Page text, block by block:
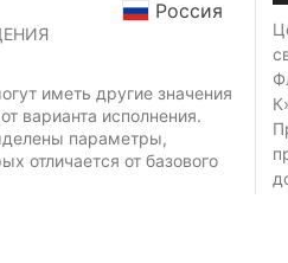
Россия
иметь другие значения
варианта исполнения.
параметры,
отличается от базового